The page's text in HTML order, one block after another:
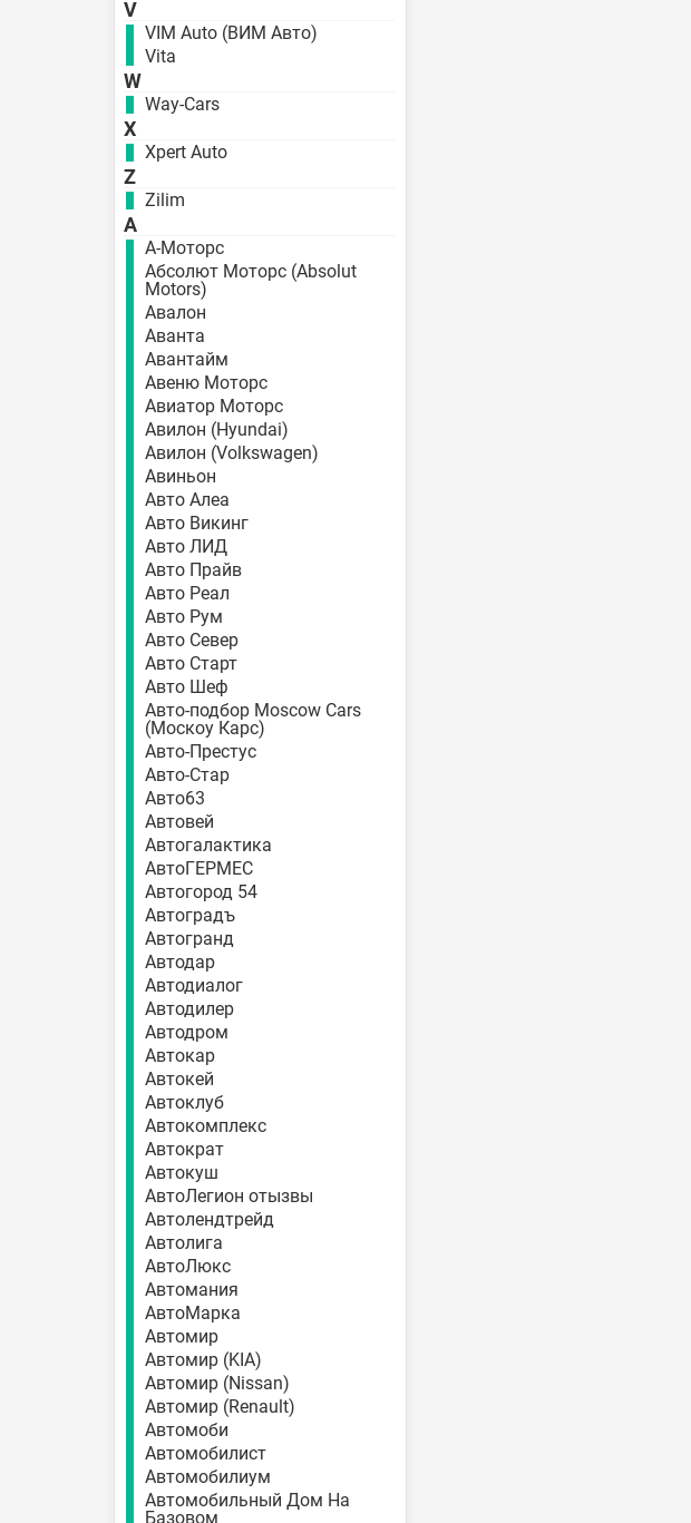
V
VIM Auto (ВИМ Авто)
Vita
W
Way-Cars
X
Xpert Auto
Z
Zilim
А
А-Моторс
Абсолют Моторс (Absolut
Motors)
Авалон
Аванта
Авантайм
Авеню Моторс
Авиатор Моторс
Авилон (Hyundai)
Авилон (Volkswagen)
Авиньон
Авто Алеа
Авто Викинг
Авто ЛИД
Авто Прайв
Авто Реал
Авто Рум
Авто Север
Авто Старт
Авто Шеф
Авто-подбор Moscow Cars
(Москоу Карс)
Авто-Престус
Авто-Стар
Авто63
Автовей
Автогалактика
АвтоГЕРМЕС
Автогород 54
Автоградъ
Автогранд
Автодар
Автодиалог
Автодилер
Автодром
Автокар
Автокей
Автоклуб
Автокомплекс
Автократ
Автокуш
АвтоЛегион отызвы
Автолендтрейд
Автолига
АвтоЛюкс
Автомания
АвтоМарка
Автомир
Автомир (KIA)
Автомир (Nissan)
Автомир (Renault)
Автомоби
Автомобилист
Автомобилиум
Автомобильный Дом На
Базовом